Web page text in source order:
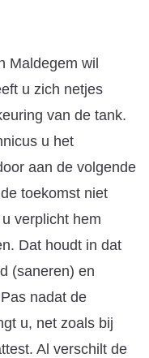
Maldegem wil
u zich netjes
van de tank.
u het
aan de volgende
toekomst niet
verplicht hem
Dat houdt in dat
(saneren) en
nadat de
u, net zoals bij
Al verschilt de